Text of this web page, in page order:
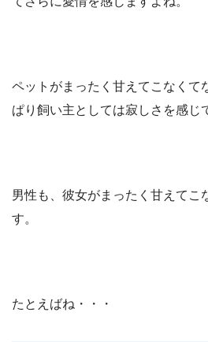
ペットがまったく甘えてこなくて
ぱり飼い主としては寂しさを感じ
男性も、彼女がまったく甘えてこ
す。
たとえばね・・・